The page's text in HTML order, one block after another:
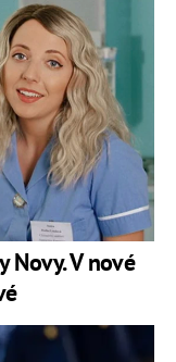
Novy. V nové